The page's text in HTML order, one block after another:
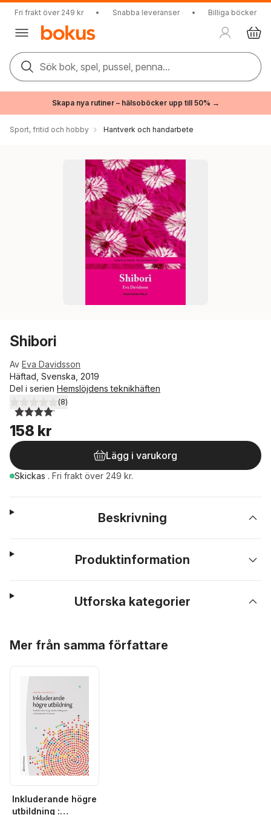
Fri frakt över 249 kr • Snabba leveranser • Billiga böcker
Sök bok, spel, pussel, penna...
Skapa nya rutiner – hälsoböcker upp till 50% →
Sport, fritid och hobby Hantverk och handarbete
Shibori
Av Eva Davidsson
Häftad, Svenska, 2019
Del i serien Hemslöjdens teknikhäften
4,1utav 5 stjärnor. Totalt antal röster:
(8)
158 kr
Lägg i varukorg
Skickas . Fri frakt över 249 kr.
Beskrivning
Produktinformation
Utforska kategorier
Mer från samma författare
Inkluderande högre
utbildning :